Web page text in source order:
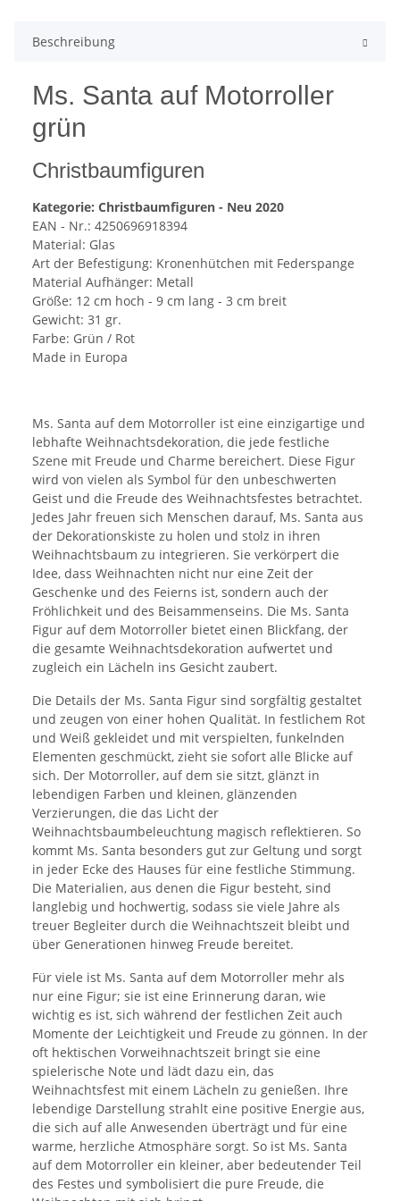
Beschreibung
Ms. Santa auf Motorroller
grün
Christbaumfiguren
Kategorie: Christbaumfiguren - Neu 2020
EAN - Nr.: 4250696918394
Material: Glas
Art der Befestigung: Kronenhütchen mit Federspange
Material Aufhänger: Metall
Größe: 12 cm hoch - 9 cm lang - 3 cm breit
Gewicht: 31 gr.
Farbe: Grün / Rot
Made in Europa
Ms. Santa auf dem Motorroller ist eine einzigartige und
lebhafte Weihnachtsdekoration, die jede festliche
Szene mit Freude und Charme bereichert. Diese Figur
wird von vielen als Symbol für den unbeschwerten
Geist und die Freude des Weihnachtsfestes betrachtet.
Jedes Jahr freuen sich Menschen darauf, Ms. Santa aus
der Dekorationskiste zu holen und stolz in ihren
Weihnachtsbaum zu integrieren. Sie verkörpert die
Idee, dass Weihnachten nicht nur eine Zeit der
Geschenke und des Feierns ist, sondern auch der
Fröhlichkeit und des Beisammenseins. Die Ms. Santa
Figur auf dem Motorroller bietet einen Blickfang, der
die gesamte Weihnachtsdekoration aufwertet und
zugleich ein Lächeln ins Gesicht zaubert.
Die Details der Ms. Santa Figur sind sorgfältig gestaltet
und zeugen von einer hohen Qualität. In festlichem Rot
und Weiß gekleidet und mit verspielten, funkelnden
Elementen geschmückt, zieht sie sofort alle Blicke auf
sich. Der Motorroller, auf dem sie sitzt, glänzt in
lebendigen Farben und kleinen, glänzenden
Verzierungen, die das Licht der
Weihnachtsbaumbeleuchtung magisch reflektieren. So
kommt Ms. Santa besonders gut zur Geltung und sorgt
in jeder Ecke des Hauses für eine festliche Stimmung.
Die Materialien, aus denen die Figur besteht, sind
langlebig und hochwertig, sodass sie viele Jahre als
treuer Begleiter durch die Weihnachtszeit bleibt und
über Generationen hinweg Freude bereitet.
Für viele ist Ms. Santa auf dem Motorroller mehr als
nur eine Figur; sie ist eine Erinnerung daran, wie
wichtig es ist, sich während der festlichen Zeit auch
Momente der Leichtigkeit und Freude zu gönnen. In der
oft hektischen Vorweihnachtszeit bringt sie eine
spielerische Note und lädt dazu ein, das
Weihnachtsfest mit einem Lächeln zu genießen. Ihre
lebendige Darstellung strahlt eine positive Energie aus,
die sich auf alle Anwesenden überträgt und für eine
warme, herzliche Atmosphäre sorgt. So ist Ms. Santa
auf dem Motorroller ein kleiner, aber bedeutender Teil
des Festes und symbolisiert die pure Freude, die